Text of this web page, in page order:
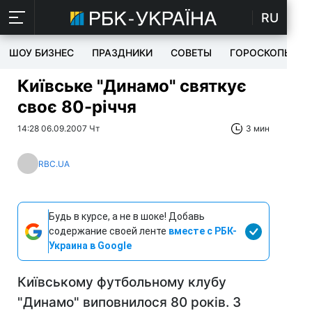
RU
ШОУ БИЗНЕС ПРАЗДНИКИ СОВЕТЫ ГОРОСКОПЫ
Київське "Динамо" святкує
своє 80-річчя
14:28 06.09.2007 Чт 3 мин
RBC.UA
Будь в курсе, а не в шоке! Добавь
содержание своей ленте вместе с РБК-
Украина в Google
Київському футбольному клубу
"Динамо" виповнилося 80 років. З